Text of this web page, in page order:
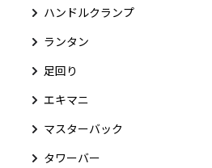
ハンドルクランプ
ランタン
足回り
エキマニ
マスターバック
タワーバー